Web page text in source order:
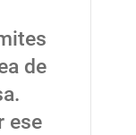
de
ese